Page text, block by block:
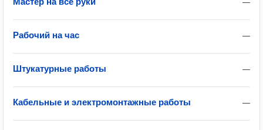
—
—
Рабочий на час
—
Штукатурные работы
—
Кабельные и электромонтажные работы